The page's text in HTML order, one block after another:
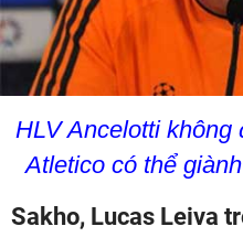
HLV Ancelotti không
Atletico có thể
Sakho, Lucas Leiva